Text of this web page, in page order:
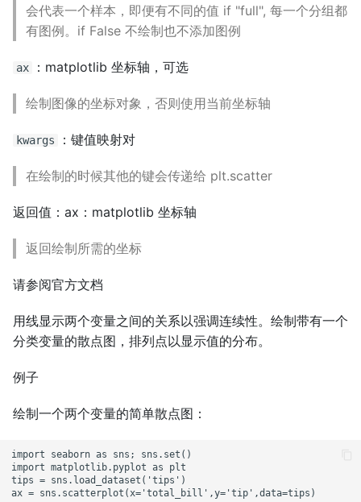
会代表一个样本，即便有不同的值 if "full", 每一个分组都
有图例。if False 不绘制也不添加图例
ax ：matplotlib 坐标轴，可选
绘制图像的坐标对象，否则使用当前坐标轴
kwargs ：键值映射对
在绘制的时候其他的键会传递给 plt.scatter
返回值：ax：matplotlib 坐标轴
返回绘制所需的坐标
请参阅官方文档
用线显示两个变量之间的关系以强调连续性。绘制带有一个
分类变量的散点图，排列点以显示值的分布。
例子
绘制一个两个变量的简单散点图：
import seaborn as sns; sns.set()
import matplotlib.pyplot as plt
tips = sns.load_dataset('tips')